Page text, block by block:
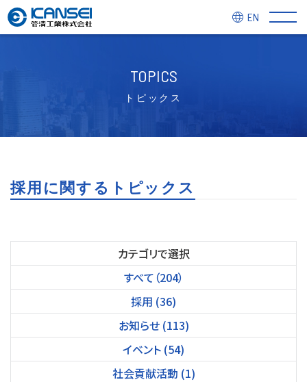
EN
TOPICS
トピックス
採用に関するトピックス
カテゴリで選択
すべて（204）
採用 (36)
お知らせ (113)
イベント (54)
社会貢献活動 (1)